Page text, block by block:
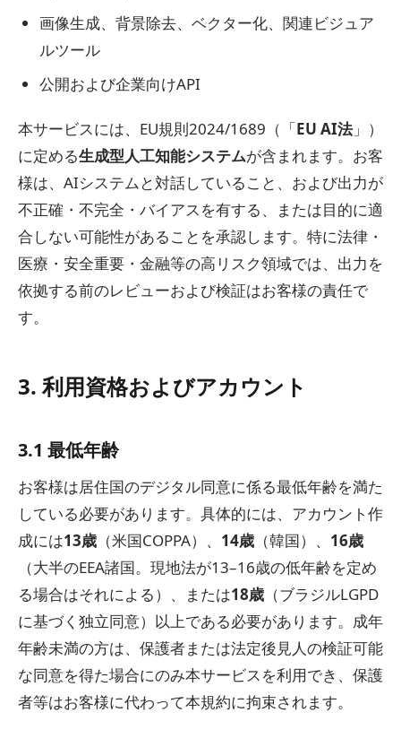
画像生成、背景除去、ベクター化、関連ビジュア
ルツール
公開および企業向けAPI
本サービスには、EU規則2024/1689（「EU AI法 」）
に定める生成型人工知能システムが含まれます。お客
様は、AIシステムと対話していること、および出力が
不正確・不完全・バイアスを有する、または目的に適
合しない可能性があることを承認します。特に法律・
医療・安全重要・金融等の高リスク領域では、出力を
依拠する前のレビューおよび検証はお客様の責任で
す。
3. 利用資格およびアカウント
3.1 最低年齢
お客様は居住国のデジタル同意に係る最低年齢を満た
している必要があります。具体的には、アカウント作
成には13歳 （米国COPPA）、 14歳 （韓国）、 16歳
（大半のEEA諸国。現地法が13–16歳の低年齢を定め
る場合はそれによる）、または18歳 （ブラジルLGPD
に基づく独立同意）以上である必要があります。成年
年齢未満の方は、保護者または法定後見人の検証可能
な同意を得た場合にのみ本サービスを利用でき、保護
者等はお客様に代わって本規約に拘束されます。